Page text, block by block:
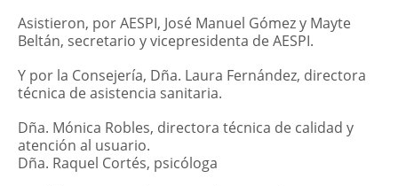
Asistieron, por AESPI, José Manuel Gómez y Mayte
Beltán, secretario y vicepresidenta de AESPI.
Y por la Consejería, Dña. Laura Fernández, directora
técnica de asistencia sanitaria.
Dña. Mónica Robles, directora técnica de calidad y
atención al usuario.
Dña. Raquel Cortés, psicóloga